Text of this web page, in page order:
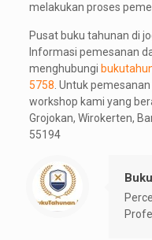
melakukan proses
Pusat buku tahunan di
Informasi pemesanan
menghubungi
5758 . Untuk
workshop kami yang
Grojokan, Wirokerten,
55194